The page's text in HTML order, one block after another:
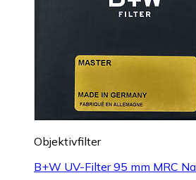
Objektivfilter
B+W UV-Filter 95 mm MRC